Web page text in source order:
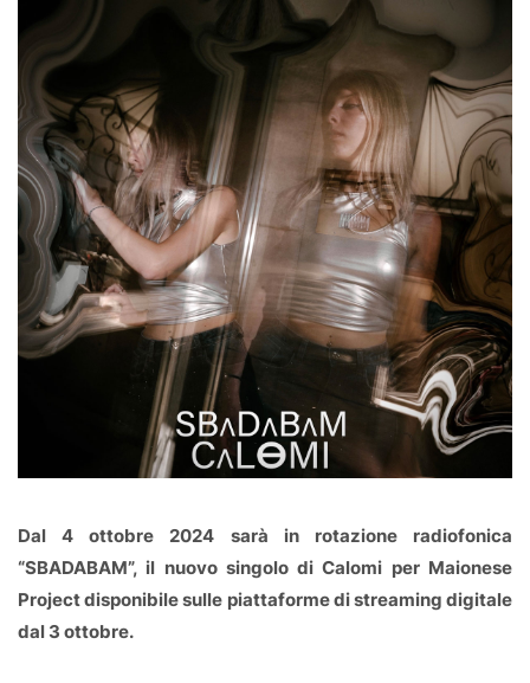
Dal 4 ottobre 2024 sarà in rotazione radiofonica
“SBADABAM”, il nuovo singolo di Calomi per Maionese
Project disponibile sulle piattaforme di streaming digitale
dal 3 ottobre.